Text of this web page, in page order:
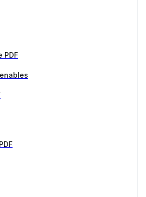
PDF